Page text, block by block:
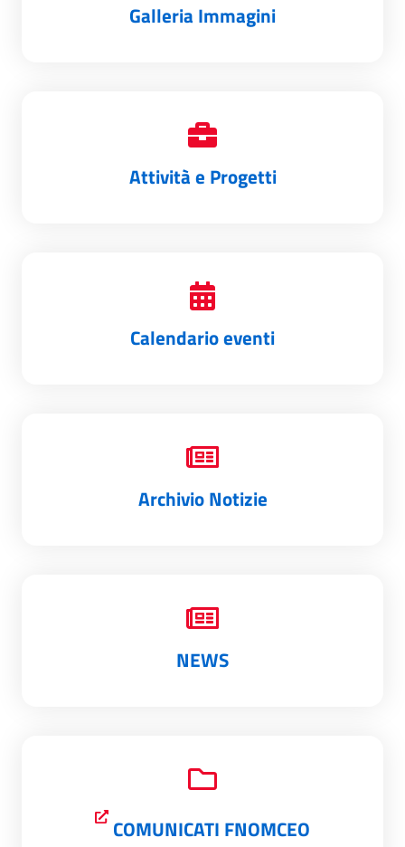
Galleria Immagini
Attività e Progetti
Calendario eventi
Archivio Notizie
NEWS
COMUNICATI FNOMCEO